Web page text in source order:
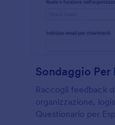
Sondaggio Per
Raccogli feedback
organizzazione,
Questionario per